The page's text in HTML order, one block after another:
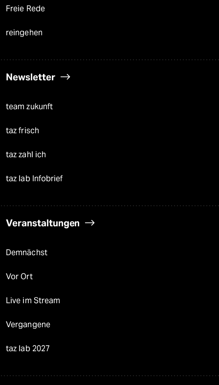
Freie Rede
reingehen
Newsletter
team zukunft
taz frisch
taz zahl ich
taz lab Infobrief
Veranstaltungen
Demnächst
Vor Ort
Live im Stream
Vergangene
taz lab 2027